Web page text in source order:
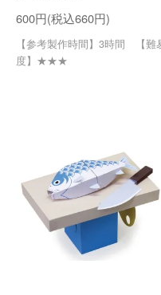
600円(税込660円)
【参考製作時間】3時間 【難
度】★★★